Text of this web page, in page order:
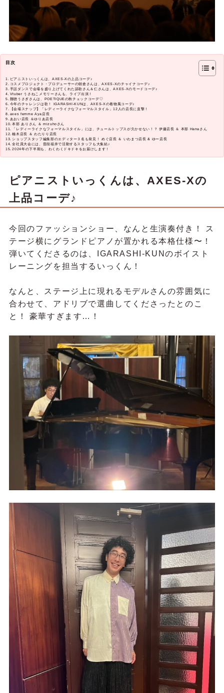
目次
ピアニストいっくんは、AXES-Xの上品コーデ♪
コスメプロジェクト・プロデューサーの朝倉さんは、AXES-Xのチャイナコーデ♪
手話ダンスで会場を盛り上げてくれた謳歌さん＆仁さんは、AXES-Xのモードコーデ♪
Vtuber うさねこメモリーさんも、ライブ出演！
難聴うさぎさんは、POETIQUEの秋チェックコーデ♡
今年のチャレンジは歌！ IGARASHI-KUNは、AXES-Xの着物風コーデ♪
【会場スナップ】「レディーライクなフォーマルスタイル」12人の店長に直撃！
axes femme Aya店長
あおい店長 ＆ゆりあ店長
本部 ありさん ＆ mizuhoさん
「レディーライクなフォーマルスタイル」には、チュールトップスが欠かせない！？ 伊藤店長 ＆ 本部 Hanaさん
楠木店長 ＆ わたりり店長
ショップスタッフ編集部のエディター３名も発見！ めぐ店長 ＆ いわまつ店長 & ゆー店長
全社員大会には、普段福井で活動するスタッフも大集結♪
2024年の下半期も、わくわくドキドキをお届けします！
ピアニストいっくんは、AXES-Xの
上品コーデ♪
今回のファッションショー、なんと生演奏付き！ ス
テージ横にグランドピアノが置かれる本格仕様〜！
弾いてくださるのは、IGARASHI-KUNのボイスト
レーニングを担当するいっくん！
なんと、ステージ上に現れるモデルさんの雰囲気に
合わせて、アドリブで選曲してくださったとのこ
と！ 豪華すぎます…！